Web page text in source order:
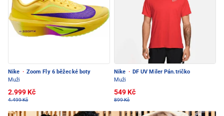
Nike · Zoom Fly 6 běžecké boty
Muži
2.999 Kč
4.499 Kč
Nike · DF UV Miler Pán.tričko
Muži
549 Kč
899 Kč